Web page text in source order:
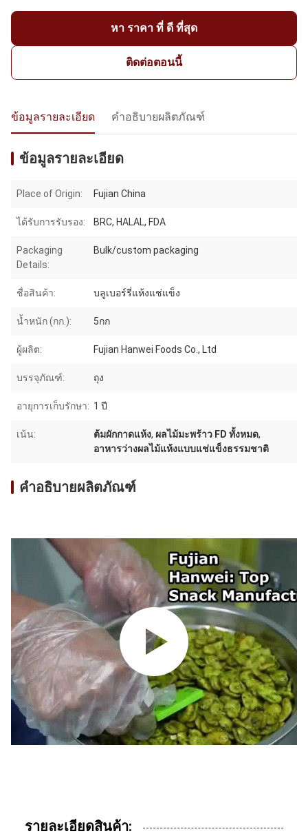
หา ราคา ที่ ดี ที่สุด
ติดต่อตอนนี้
ข้อมูลรายละเอียด คำอธิบายผลิตภัณฑ์
ข้อมูลรายละเอียด
Place of Origin: Fujian China
ได้รับการรับรอง: BRC, HALAL, FDA
Packaging
Details:
Bulk/custom packaging
ชื่อสินค้า: บลูเบอร์รี่แห้งแช่แข็ง
น้ำหนัก (กก.): 5กก
ผู้ผลิต: Fujian Hanwei Foods Co., Ltd
บรรจุภัณฑ์: ถุง
อายุการเก็บรักษา: 1 ปี
เน้น: ต้มผักกาดแห้ง, ผลไม้มะพร้าว FD ทั้งหมด,
อาหารว่างผลไม้แห้งแบบแช่แข็งธรรมชาติ
คำอธิบายผลิตภัณฑ์
รายละเอียดสินค้า: